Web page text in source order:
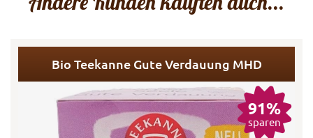
Bio Teekanne Gute Verdauung MHD
91%
sparen